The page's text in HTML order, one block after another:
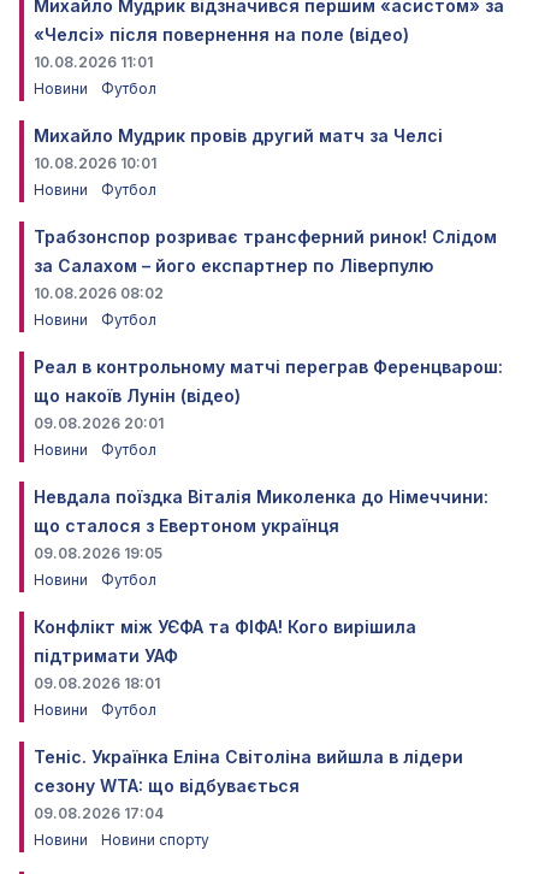
Михайло Мудрик відзначився першим «асистом» за
«Челсі» після повернення на поле (відео)
10.08.2026 11:01
Новини
Футбол
Михайло Мудрик провів другий матч за Челсі
10.08.2026 10:01
Новини
Футбол
Трабзонспор розриває трансферний ринок! Слідом
за Салахом – його експартнер по Ліверпулю
10.08.2026 08:02
Новини
Футбол
Реал в контрольному матчі переграв Ференцварош:
що накоїв Лунін (відео)
09.08.2026 20:01
Новини
Футбол
Невдала поїздка Віталія Миколенка до Німеччини:
що сталося з Евертоном українця
09.08.2026 19:05
Новини
Футбол
Конфлікт між УЄФА та ФІФА! Кого вирішила
підтримати УАФ
09.08.2026 18:01
Новини
Футбол
Теніс. Українка Еліна Світоліна вийшла в лідери
сезону WTA: що відбувається
09.08.2026 17:04
Новини
Новини спорту